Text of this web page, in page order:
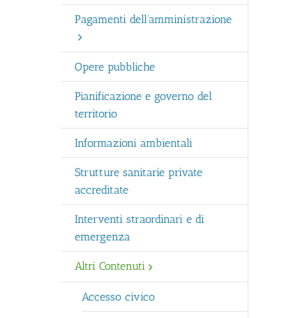
Pagamenti dell’amministrazione
Opere pubbliche
Pianificazione e governo del
territorio
Informazioni ambientali
Strutture sanitarie private
accreditate
Interventi straordinari e di
emergenza
Altri Contenuti
Accesso civico